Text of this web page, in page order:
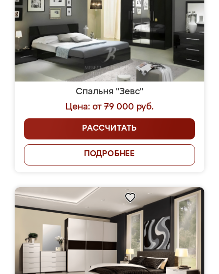
Спальня "Зевс"
Цена: от 79 000 руб.
РАССЧИТАТЬ
ПОДРОБНЕЕ